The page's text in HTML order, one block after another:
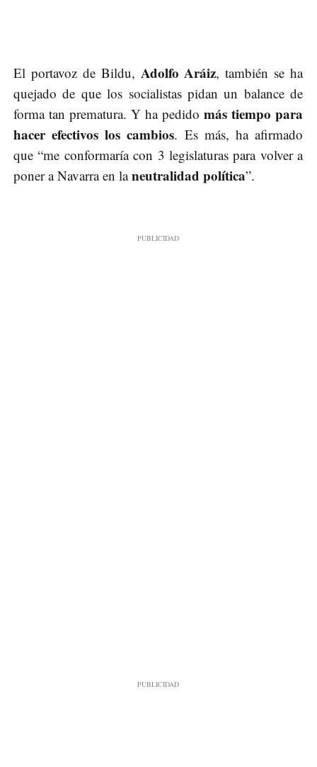
El portavoz de Bildu, Adolfo Aráiz, también se ha
quejado de que los socialistas pidan un balance de
forma tan prematura. Y ha pedido más tiempo para
hacer efectivos los cambios. Es más, ha afirmado
que “me conformaría con 3 legislaturas para volver a
poner a Navarra en laneutralidad política”.